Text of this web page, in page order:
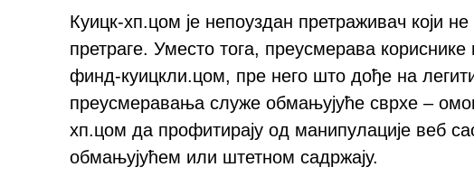
Куицк-хп.цом је непоуздан претраживач који
претраге. Уместо тога, преусмерава
финд-куицкли.цом, пре него што дође на
преусмеравања служе обмањујуће сврхе –
хп.цом да профитирају од манипулације веб
обмањујућем или штетном садржају.